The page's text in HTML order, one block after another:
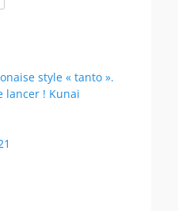
style « tanto ».
lancer ! Kunai